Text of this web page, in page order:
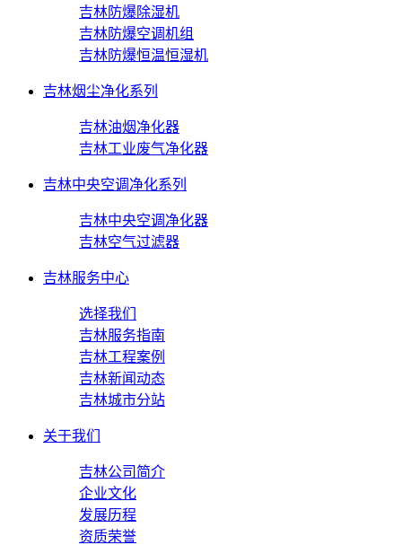
吉林防爆除湿机
吉林防爆空调机组
吉林防爆恒温恒湿机
吉林烟尘净化系列
吉林油烟净化器
吉林工业废气净化器
吉林中央空调净化系列
吉林中央空调净化器
吉林空气过滤器
吉林服务中心
选择我们
吉林服务指南
吉林工程案例
吉林新闻动态
吉林城市分站
关于我们
吉林公司简介
企业文化
发展历程
资质荣誉